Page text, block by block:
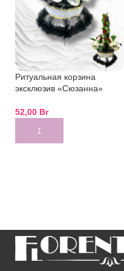
Ритуальная корзина
эксклюзив «Сюзанна»
52,00 Br
ADD TO CART